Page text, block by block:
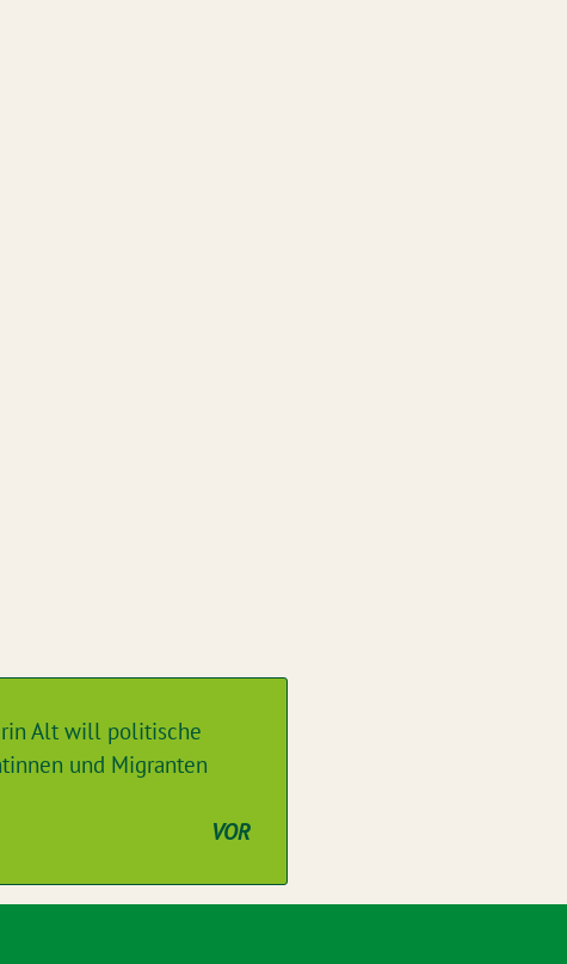
Alt will politische
und Migranten
VOR